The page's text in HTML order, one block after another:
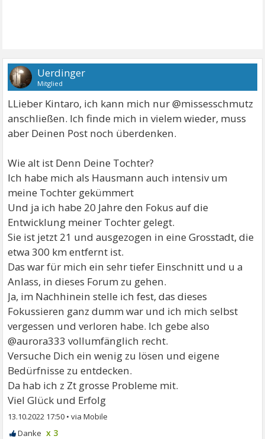
Uerdinger
Mitglied
LLieber Kintaro, ich kann mich nur @missesschmutz
anschließen. Ich finde mich in vielem wieder, muss
aber Deinen Post noch überdenken.
Wie alt ist Denn Deine Tochter?
Ich habe mich als Hausmann auch intensiv um
meine Tochter gekümmert
Und ja ich habe 20 Jahre den Fokus auf die
Entwicklung meiner Tochter gelegt.
Sie ist jetzt 21 und ausgezogen in eine Grosstadt, die
etwa 300 km entfernt ist.
Das war für mich ein sehr tiefer Einschnitt und u a
Anlass, in dieses Forum zu gehen.
Ja, im Nachhinein stelle ich fest, das dieses
Fokussieren ganz dumm war und ich mich selbst
vergessen und verloren habe. Ich gebe also
@aurora333 vollumfänglich recht.
Versuche Dich ein wenig zu lösen und eigene
Bedürfnisse zu entdecken.
Da hab ich z Zt grosse Probleme mit.
Viel Glück und Erfolg
13.10.2022 17:50 •
x 3